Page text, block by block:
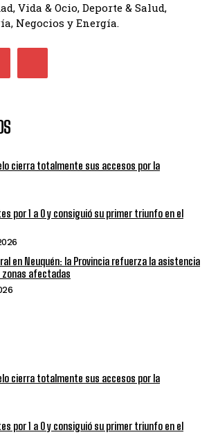
Vida & Ocio, Deporte & Salud,
Negocios y Energía.
cierra totalmente sus accesos por la
por 1 a 0 y consiguió su primer triunfo en el
en Neuquén: la Provincia refuerza la asistencia
afectadas
cierra totalmente sus accesos por la
por 1 a 0 y consiguió su primer triunfo en el